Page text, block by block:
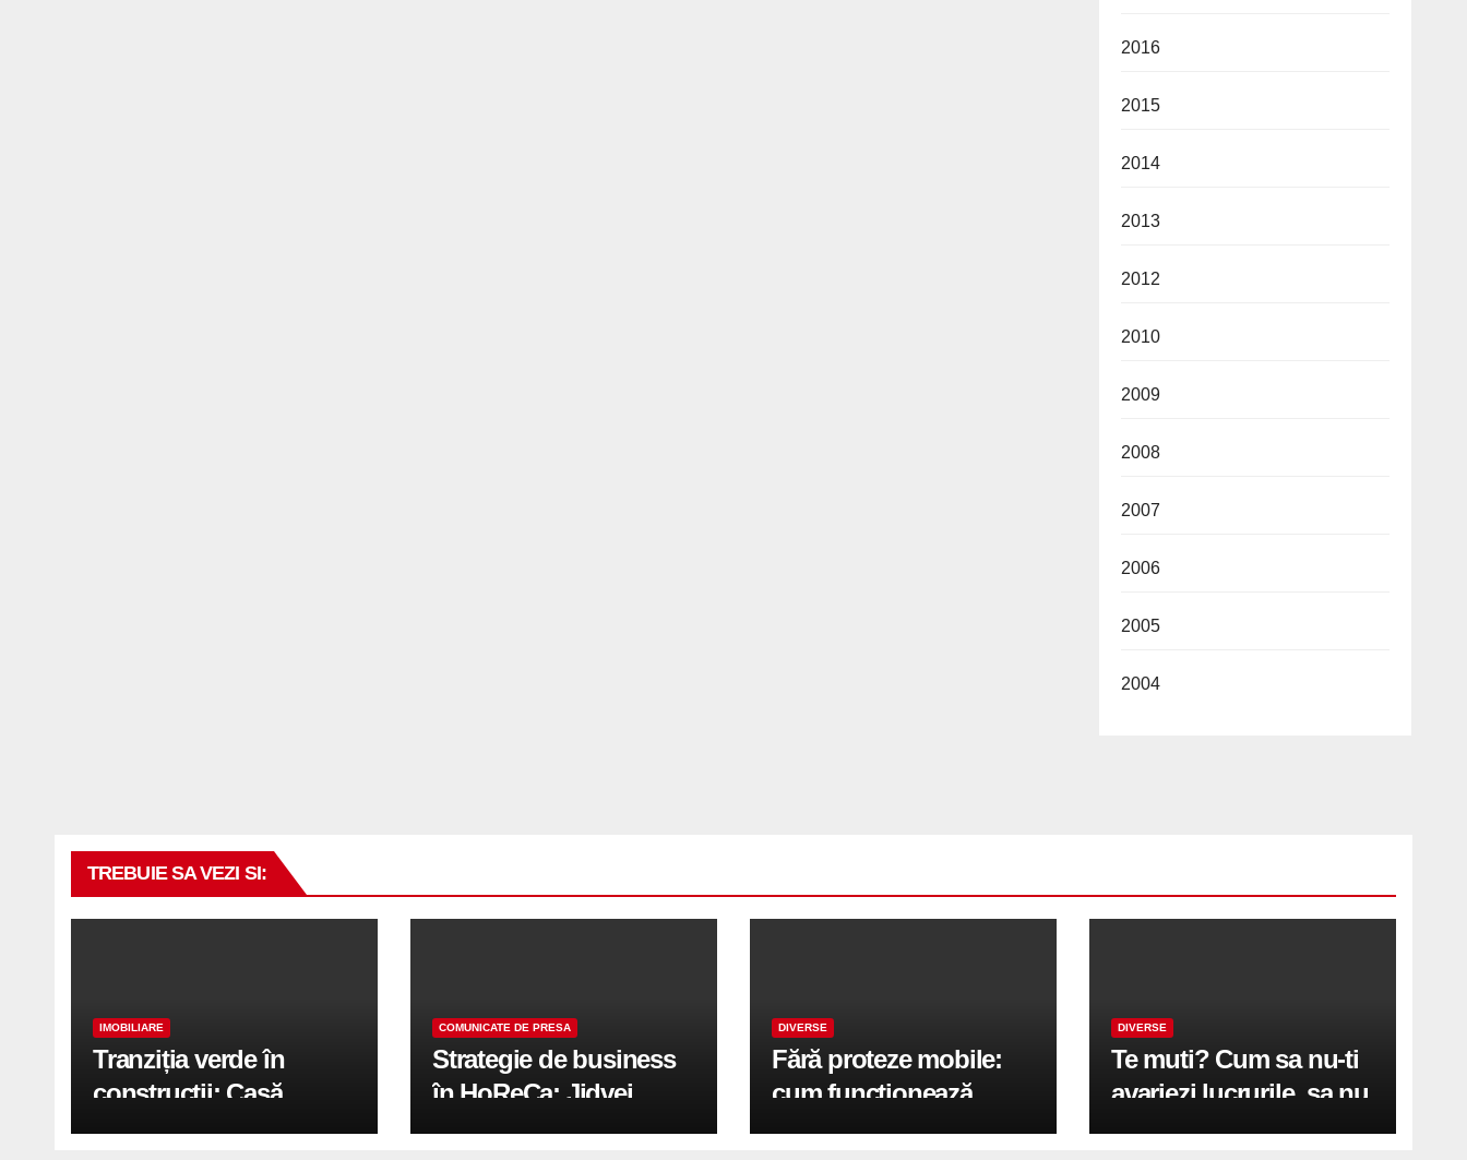
2016
2015
2014
2013
2012
2010
2009
2008
2007
2006
2005
2004
TREBUIE SA VEZI SI:
IMOBILIARE
Tranziția verde în
construcții: Casă
modernă cu structură
COMUNICATE DE PRESA
Strategie de business
în HoReCa: Jidvei
transformă terasele în
DIVERSE
Fără proteze mobile:
cum funcționează
reabilitarea completă
DIVERSE
Te muti? Cum sa nu-ti
avariezi lucrurile, sa nu
zgarii podeaua sau sa